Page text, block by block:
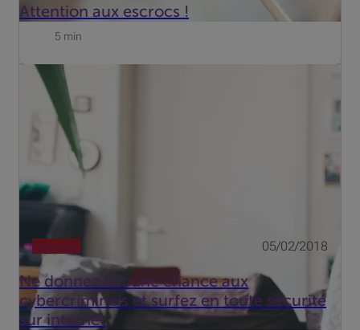
Attention aux escrocs !
5 min
FRAUDE 05/02/2018
Ne donnez aucune chance aux
cybercriminels et surfez en toute sécurité
sur internet
Internet est un environnement certes fantastique, mais
qui présente également des risques cachés : ces
dernières années, les arnaqueurs sont devenus de plus
en plus présents sur le web. Les tous derniers
cyberrisques Spect...